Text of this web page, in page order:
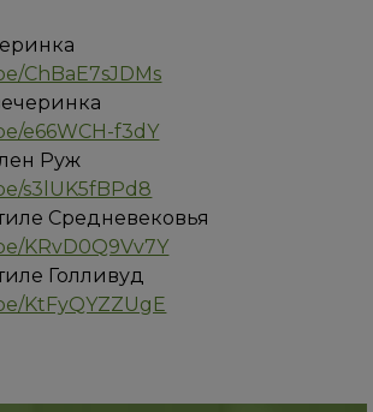
ChBaE7sJDMs
e66WCH-f3dY
Руж
s3lUK5fBPd8
Средневековья
KRvD0Q9Vv7Y
Голливуд
KtFyQYZZUgE